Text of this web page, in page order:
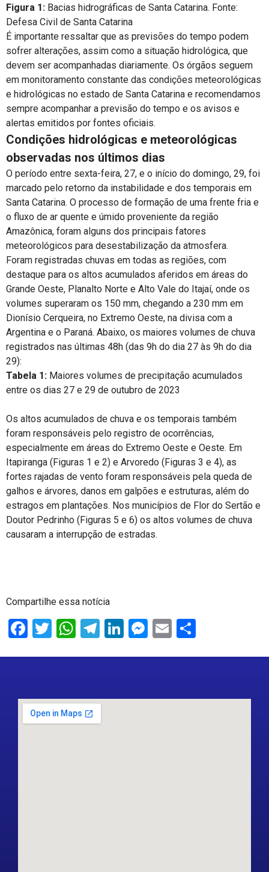
Figura 1: Bacias hidrográficas de Santa Catarina. Fonte:
Defesa Civil de Santa Catarina
É importante ressaltar que as previsões do tempo podem
sofrer alterações, assim como a situação hidrológica, que
devem ser acompanhadas diariamente. Os órgãos seguem
em monitoramento constante das condições meteorológicas
e hidrológicas no estado de Santa Catarina e recomendamos
sempre acompanhar a previsão do tempo e os avisos e
alertas emitidos por fontes oficiais.
Condições hidrológicas e meteorológicas
observadas nos últimos dias
O período entre sexta-feira, 27, e o início do domingo, 29, foi
marcado pelo retorno da instabilidade e dos temporais em
Santa Catarina. O processo de formação de uma frente fria e
o fluxo de ar quente e úmido proveniente da região
Amazônica, foram alguns dos principais fatores
meteorológicos para desestabilização da atmosfera.
Foram registradas chuvas em todas as regiões, com
destaque para os altos acumulados aferidos em áreas do
Grande Oeste, Planalto Norte e Alto Vale do Itajaí, onde os
volumes superaram os 150 mm, chegando a 230 mm em
Dionísio Cerqueira, no Extremo Oeste, na divisa com a
Argentina e o Paraná. Abaixo, os maiores volumes de chuva
registrados nas últimas 48h (das 9h do dia 27 às 9h do dia
29):
Tabela 1: Maiores volumes de precipitação acumulados
entre os dias 27 e 29 de outubro de 2023
Os altos acumulados de chuva e os temporais também
foram responsáveis pelo registro de ocorrências,
especialmente em áreas do Extremo Oeste e Oeste. Em
Itapiranga (Figuras 1 e 2) e Arvoredo (Figuras 3 e 4), as
fortes rajadas de vento foram responsáveis pela queda de
galhos e árvores, danos em galpões e estruturas, além do
estragos em plantações. Nos municípios de Flor do Sertão e
Doutor Pedrinho (Figuras 5 e 6) os altos volumes de chuva
causaram a interrupção de estradas.
Compartilhe essa notícia
Facebook
Twitter
WhatsApp
Telegram
LinkedIn
Messenger
Email